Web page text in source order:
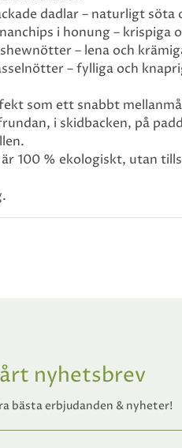
dadlar – naturligt söta
i honung – krispiga
– lena och
– fylliga och
som ett snabbt
i skidbacken, på
100 % ekologiskt, utan
nyhetsbrev
bästa erbjudanden & nyheter!